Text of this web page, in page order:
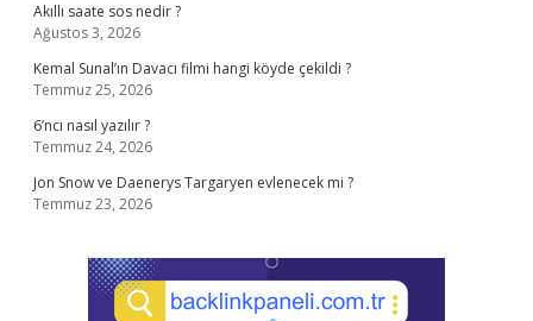
Akıllı saate sos nedir ?
Ağustos 3, 2026
Kemal Sunal’ın Davacı filmi hangi köyde çekildi ?
Temmuz 25, 2026
6’ncı nasıl yazılır ?
Temmuz 24, 2026
Jon Snow ve Daenerys Targaryen evlenecek mi ?
Temmuz 23, 2026